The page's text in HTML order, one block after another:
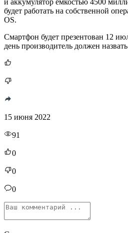
будет работать на собственной
OS.
Смартфон будет презентован 12
день производитель должен
15 июня 2022
91
0
0
0